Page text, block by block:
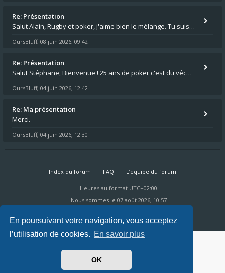
En poursuivant votre navigation, vous acceptez
l’utilisation de cookies. En savoir plus
OK
Re: Présentation
Salut Alain, Rugby et poker, j'aime bien le mélange. Tu suis le rugby du coin ? Moi j'essaie d'aller voir des matchs de
OursBluff, 08 juin 2026, 09:42
Re: Présentation
Salut Stéphane, Bienvenue ! 25 ans de poker c'est du vécu quand même. Moi je suis relativementnouveau (2018) mais j'ai a
OursBluff, 04 juin 2026, 12:42
Re: Ma présentation
Merci.
OursBluff, 04 juin 2026, 12:30
Index du forum FAQ L’équipe du forum
Heures au format UTC+02:00
Nous sommes le 07 août 2026, 10:57
Ravaio Theme by Gramziu